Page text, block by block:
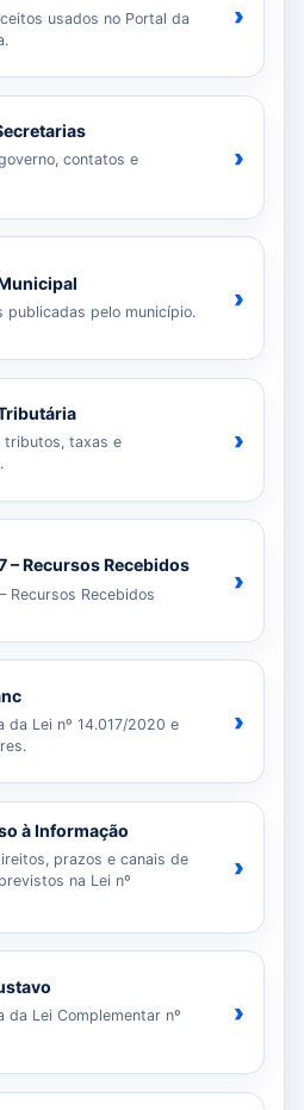
usados no Portal da
›
contatos e
›
publicadas pelo município. ›
tributos, taxas e
›
– Recursos Recebidos
Recursos Recebidos ›
da Lei nº 14.017/2020 e
›
à Informação
prazos e canais de
na Lei nº
›
da Lei Complementar nº
›